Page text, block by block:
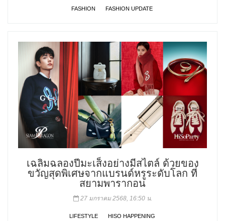
FASHION FASHION UPDATE
เฉลิมฉลองปีมะเส็งอย่างมีสไตล์ ด้วยของ
ขวัญสุดพิเศษจากแบรนด์หรูระดับโลก ที่
สยามพารากอน
27 มกราคม 2568, 16:50 น.
LIFESTYLE HISO HAPPENING